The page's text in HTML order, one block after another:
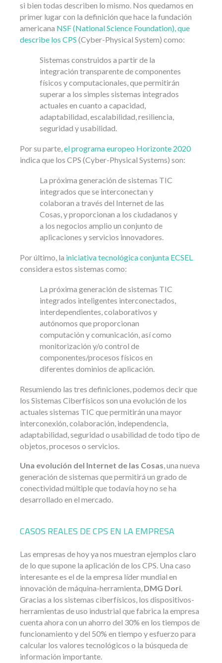
si bien todas describen lo mismo. Nos quedamos en
primer lugar con la definición que hace la fundación
americana NSF (National Science Foundation), que
describe los CPS (Cyber-Physical System) como:
Sistemas construidos a partir de la
integración transparente de componentes
físicos y computacionales, que permitirán
superar a los simples sistemas integrados
actuales en cuanto a capacidad,
adaptabilidad, escalabilidad, resiliencia,
seguridad y usabilidad.
Por su parte,el programa europeo Horizonte 2020
indica que los CPS (Cyber-Physical Systems) son:
La próxima generación de sistemas TIC
integrados que se interconectan y
colaboran a través del Internet de las
Cosas, y proporcionan a los ciudadanos y
a los negocios amplio un conjunto de
aplicaciones y servicios innovadores.
Por último, la iniciativa tecnológica conjunta ECSEL
considera estos sistemas como:
La próxima generación de sistemas TIC
integrados inteligentes interconectados,
interdependientes, colaborativos y
autónomos que proporcionan
computación y comunicación, así como
monitorización y/o control de
componentes/procesos físicos en
diferentes dominios de aplicación.
Resumiendo las tres definiciones, podemos decir que
los Sistemas Ciberfísicos son una evolución de los
actuales sistemas TIC que permitirán una mayor
interconexión, colaboración, independencia,
adaptabilidad, seguridad o usabilidad de todo tipo de
objetos, procesos o servicios.
Una evolución del Internet de las Cosas, una nueva
generación de sistemas que permitirá un grado de
conectividad múltiple que todavía hoy no se ha
desarrollado en el mercado.
CASOS REALES DE CPS EN LA EMPRESA
Las empresas de hoy ya nos muestran ejemplos claro
de lo que supone la aplicación de los CPS. Una caso
interesante es el de la empresa líder mundial en
innovación de máquina-herramienta, DMG Dori.
Gracias a los sistemas ciberfísicos, los dispositivos-
herramientas de uso industrial que fabrica la empresa
cuenta ahora con un ahorro del 30% en los tiempos de
funcionamiento y del 50% en tiempo y esfuerzo para
calcular los valores tecnológicos o la búsqueda de
información importante.